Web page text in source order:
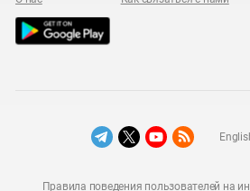
Правила поведения пользователей на